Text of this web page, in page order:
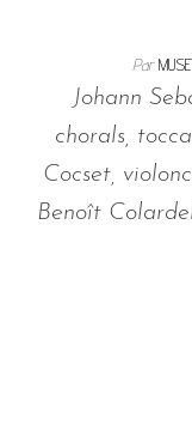
Par
Johann
chorals,
Cocset,
Benoît